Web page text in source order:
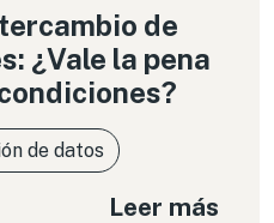
de
¿Vale la pena
de datos
Leer más